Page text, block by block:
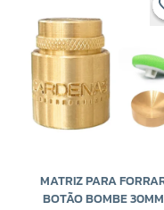
MATRIZ PARA
BOTÃO BOMBE 30MM